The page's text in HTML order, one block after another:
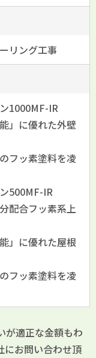
リング工事
1000MF-IR
」に優れた外壁
フッ素塗料を凌
500MF-IR
配合フッ素系上
」に優れた屋根
フッ素塗料を凌
が適正な金額もわ
にお問い合わせ頂